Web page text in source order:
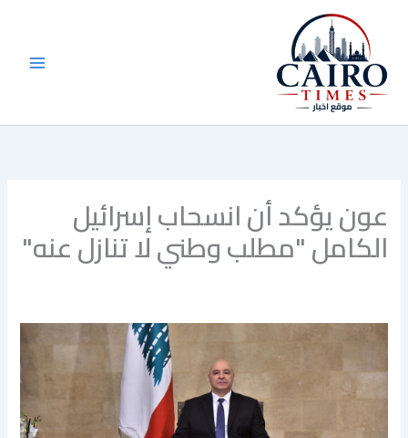
المحتوى
عون يؤكد أن انسحاب إسرائيل
الكامل "مطلب وطني لا تنازل عنه"